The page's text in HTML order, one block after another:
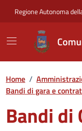
Regione Autonoma
Home /
Bandi di gara e
Bandi di